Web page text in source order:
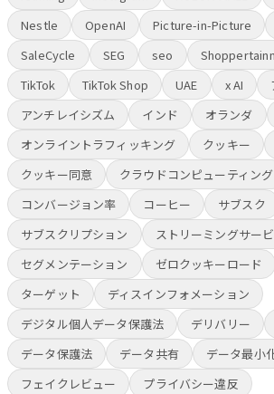
Nestle
OpenAI Picture-in-Picture
SaleCycle
SEG seo
TikTok
TikTok Shop UAE x AI
アンチレイシズム
インド オランダ
オンライントラフィッキング
クッキー
クッキー同意
クラウドコンピューティング
コンバージョン率
コーヒー
サブスク
サブスクリプション
ストリーミングサー
セグメンテーション
ゼロクッキーロード
ターゲット
ディスインフォメーション
デジタル個人データ保護法
デリバリー
データ保護法
データ共有
データ最小
フェイクレビュー
プライバシー違反